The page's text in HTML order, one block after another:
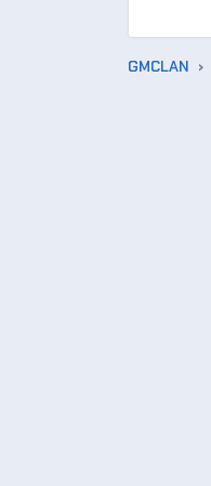
GMCLAN